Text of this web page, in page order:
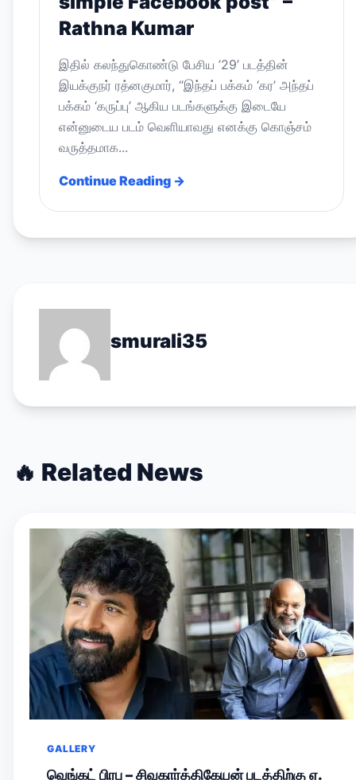
Rathna Kumar
இதில் கலந்துகொண்டு பேசிய ’29’ படத்தின்
இயக்குநர் ரத்னகுமார், “இந்தப் பக்கம் ‘கர’ அந்தப்
பக்கம் ‘கருப்பு’ ஆகிய படங்களுக்கு இடையே
என்னுடைய படம் வெளியாவது எனக்கு கொஞ்சம்
வருத்தமாக...
Continue Reading →
smurali35
🔥 Related News
GALLERY
வெங்கட் பிரபு – சிவகார்த்திகேயன் படத்திற்கு ஏ.